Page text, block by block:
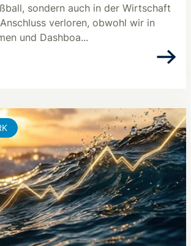
sondern auch in der Wirtschaft
verloren, obwohl wir in
und Dashboa...